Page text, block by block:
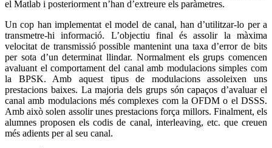
el Matlab i posteriorment n’han d’extreure els paràmetres.
Un cop han implementat el model de canal, han d’utilitzar-lo per a
transmetre-hi informació. L’objectiu final és assolir la màxima
velocitat de transmissió possible mantenint una taxa d’error de bits
per sota d’un determinat llindar. Normalment els grups comencen
avaluant el comportament del canal amb modulacions simples com
la BPSK. Amb aquest tipus de modulacions assoleixen uns
prestacions baixes. La majoria dels grups són capaços d’avaluar el
canal amb modulacions més complexes com la OFDM o el DSSS.
Amb això solen assolir unes prestacions força millors. Finalment, els
alumnes proposen els codis de canal, interleaving, etc. que creuen
més adients per al seu canal.